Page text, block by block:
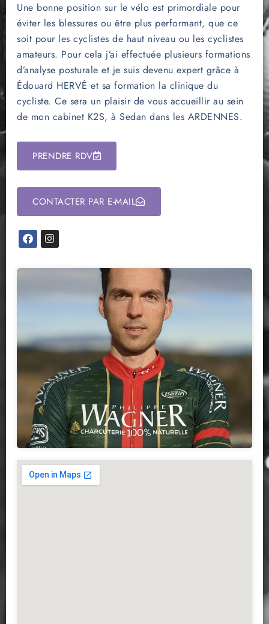
Une bonne position sur le vélo est primordiale pour
éviter les blessures ou être plus performant, que ce
soit pour les cyclistes de haut niveau ou les cyclistes
amateurs. Pour cela j’ai effectuée plusieurs formations
d’analyse posturale et je suis devenu expert grâce à
Édouard HERVÉ et sa formation la clinique du
cycliste. Ce sera un plaisir de vous accueillir au sein
de mon cabinet K2S, à Sedan dans les ARDENNES.
PRENDRE RDV
CONTACTER PAR E-MAIL